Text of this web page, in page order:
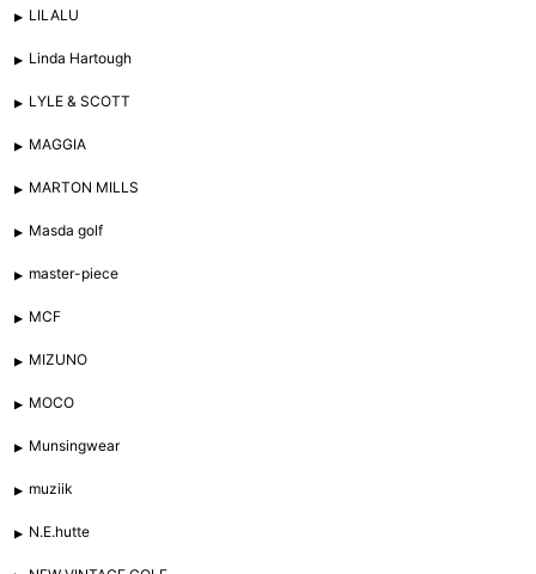
LILALU
Linda Hartough
LYLE & SCOTT
MAGGIA
MARTON MILLS
Masda golf
master-piece
MCF
MIZUNO
MOCO
Munsingwear
muziik
N.E.hutte